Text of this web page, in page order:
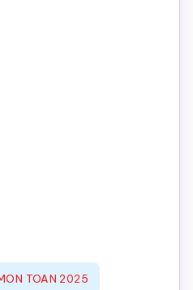
TOAN 2025